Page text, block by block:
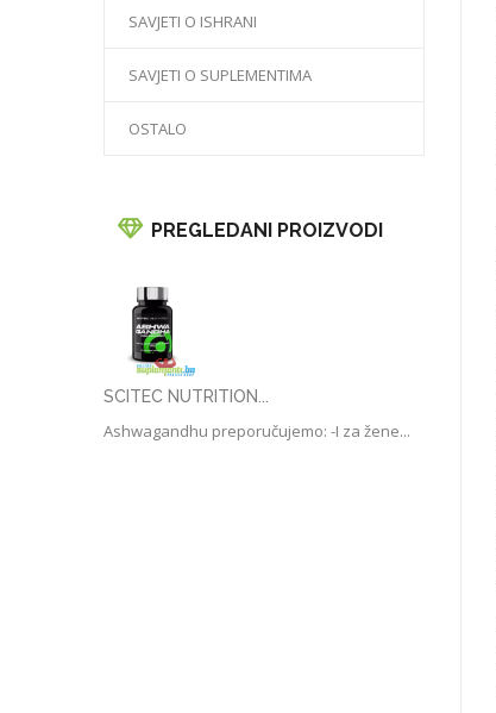
SAVJETI O ISHRANI
SAVJETI O SUPLEMENTIMA
OSTALO
PREGLEDANI PROIZVODI
SCITEC NUTRITION...
Ashwagandhu preporučujemo: -I za žene...